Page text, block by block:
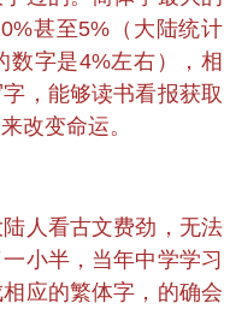
甚至5%（大陆统计
数字是4%左右），相
，能够读书看报获取
改变命运。
人看古文费劲，无法
小半，当年中学学习
应的繁体字，的确会